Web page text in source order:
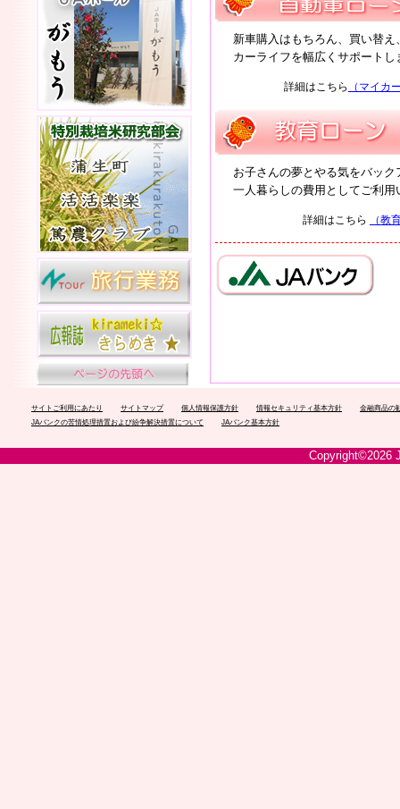
新車購入はもちろん、買い替
カーライフを幅広くサポートし
詳細はこちら （マイカ
お子さんの夢とやる気をバッ
一人暮らしの費用としてご利用
詳細はこちら （教
サイトご利用にあたり サイトマップ 個人情報保護方針 情報セキュリティ基本方針
金融商品の
JAバンクの苦情処理措置および紛争解決措置について
JAバンク基本方針
Copyright©2026